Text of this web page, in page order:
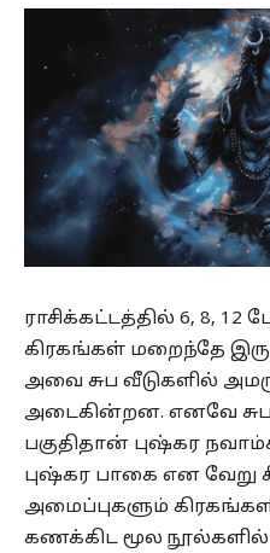
ராசிக்கட்டத்தில் 6, 8,
கிரகங்கள் மறைந்தே
அவை சுப வீடுகளில்
அடைகின்றன. எனவே
பகுதிதான் புஷ்கர
புஷ்கர பாகை என வேறு
அமைப்புகளும்
கணக்கிட மூல நூல்களில்